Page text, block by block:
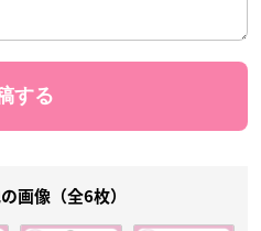
画像（全6枚）